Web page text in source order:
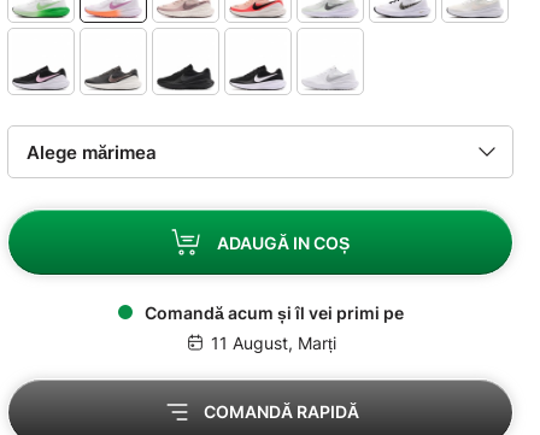
ADAUGĂ IN COȘ
Comandă acum și îl vei primi pe
11 August, Marți
COMANDĂ RAPIDĂ